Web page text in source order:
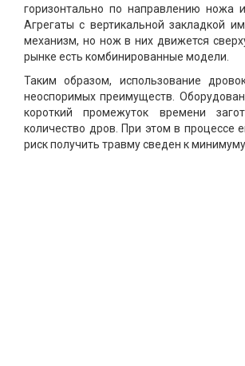
горизонтально по направлению ножа
Агрегаты с вертикальной закладкой
механизм, но нож в них движется
рынке есть комбинированные модели.
Таким образом, использование
неоспоримых преимуществ.
короткий промежуток времени
количество дров. При этом в процессе
риск получить травму сведен к минимуму.